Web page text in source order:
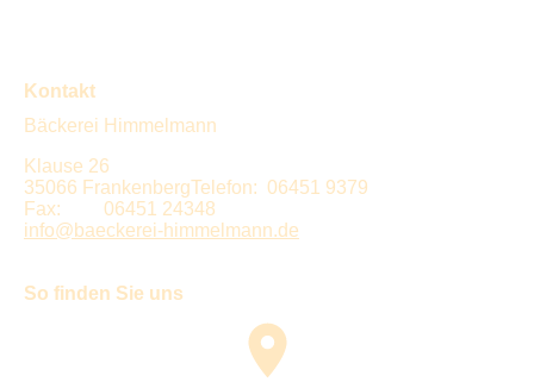
Kontakt
Bäckerei Himmelmann
Klause 26
35066 FrankenbergTelefon: 06451 9379
Fax: 06451 24348
info@baeckerei-himmelmann.de
So finden Sie uns